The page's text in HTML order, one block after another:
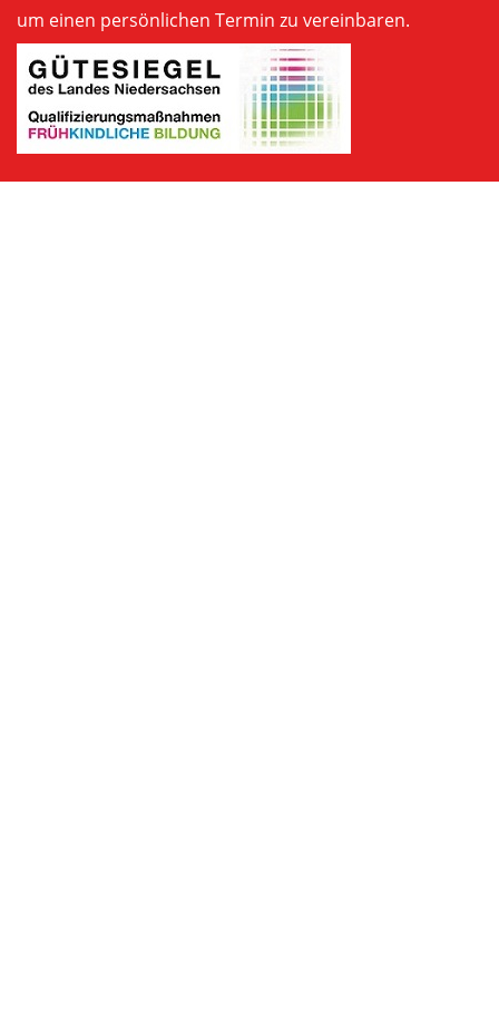
um einen persönlichen Termin zu vereinbaren.